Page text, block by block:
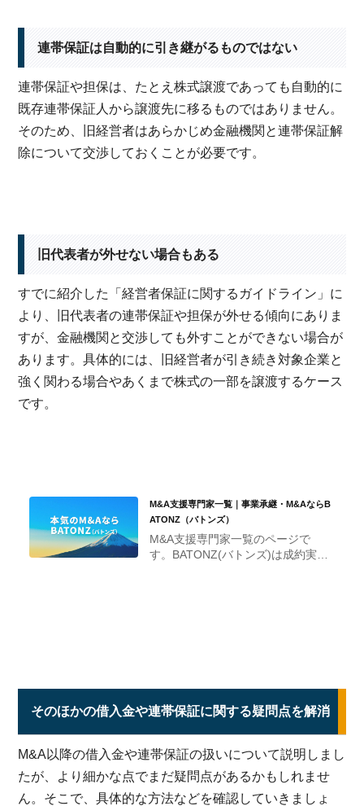
連帯保証は自動的に引き継がるものではない
連帯保証や担保は、たとえ株式譲渡であっても自動的に
既存連帯保証人から譲渡先に移るものではありません。
そのため、旧経営者はあらかじめ金融機関と連帯保証解
除について交渉しておくことが必要です。
旧代表者が外せない場合もある
すでに紹介した「経営者保証に関するガイドライン」に
より、旧代表者の連帯保証や担保が外せる傾向にありま
すが、金融機関と交渉しても外すことができない場合が
あります。具体的には、旧経営者が引き続き対象企業と
強く関わる場合やあくまで株式の一部を譲渡するケース
です。
M&A支援専門家一覧｜事業承継・M&AならB
ATONZ（バトンズ）
M&A支援専門家一覧のページで
す。BATONZ(バトンズ)は成約実績
そのほかの借入金や連帯保証に関する疑問点を解消
M&A以降の借入金や連帯保証の扱いについて説明しまし
たが、より細かな点でまだ疑問点があるかもしれませ
ん。そこで、具体的な方法などを確認していきましょ